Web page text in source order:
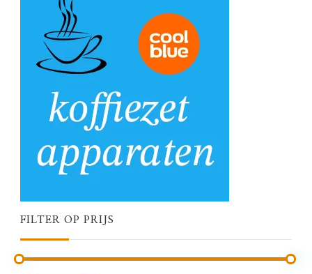
FILTER OP PRIJS